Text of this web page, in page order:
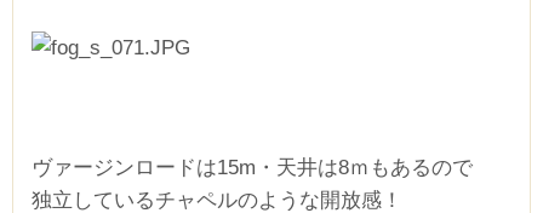
ヴァージンロードは15m・天井は8ｍもあるので
独立しているチャペルのような開放感！